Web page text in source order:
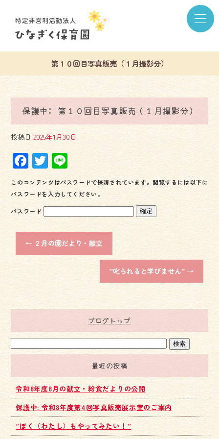
第１０回目写真販売（１月撮影分）
保護中: 第１０回目写真販売（１月撮影分）
投稿日 2025年1月30日
F
ac
e
b
ok
T
wi
tt
er
ne
このコンテンツはパスワードで保護されています。閲覧するには以下に
パスワードを入力してください。
パスワード
← ２月の園だより・献立
”叱られると学びません” →
ブログトップ
最近の投稿
令和8年度8月の献立・給食だよりの公開
保護中: 令和8年度第4回写真販売展示室のご案内
”ぼく（わたし）もやってみたい！”